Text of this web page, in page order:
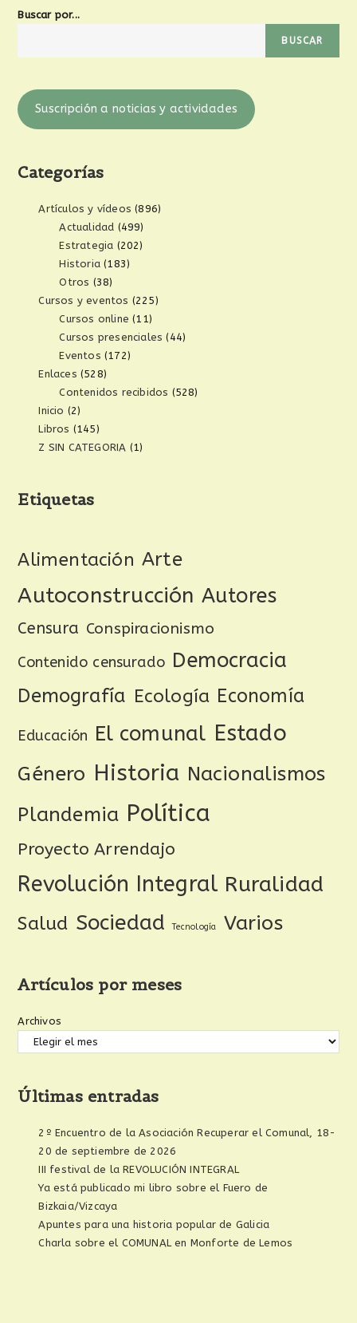
Buscar por...
BUSCAR
Suscripción a noticias y actividades
Categorías
Artículos y vídeos (896)
Actualidad (499)
Estrategia (202)
Historia (183)
Otros (38)
Cursos y eventos (225)
Cursos online (11)
Cursos presenciales (44)
Eventos (172)
Enlaces (528)
Contenidos recibidos (528)
Inicio (2)
Libros (145)
Z SIN CATEGORIA (1)
Etiquetas
Alimentación Arte
Autoconstrucción Autores
Censura Conspiracionismo
Contenido censurado Democracia
Demografía Ecología Economía
Educación El comunal Estado
Género Historia Nacionalismos
Plandemia Política
Proyecto Arrendajo
Revolución Integral Ruralidad
Salud Sociedad Tecnología Varios
Artículos por meses
Archivos
Últimas entradas
2º Encuentro de la Asociación Recuperar el Comunal, 18-
20 de septiembre de 2026
III festival de la REVOLUCIÓN INTEGRAL
Ya está publicado mi libro sobre el Fuero de
Bizkaia/Vizcaya
Apuntes para una historia popular de Galicia
Charla sobre el COMUNAL en Monforte de Lemos